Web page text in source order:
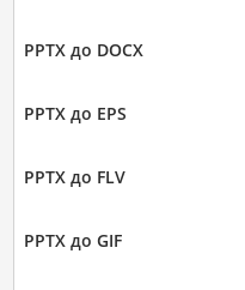
PPTX до DOCX
PPTX до EPS
PPTX до FLV
PPTX до GIF